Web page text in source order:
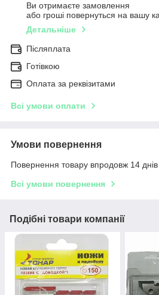
Ви отримаєте замовлення
або гроші повернуться на вашу
Детальніше
Післяплата
Готівкою
Оплата за реквізитами
Всі умови оплати
Умови повернення
Повернення товару впродовж 14
Всі умови повернення
Подібні товари компанії